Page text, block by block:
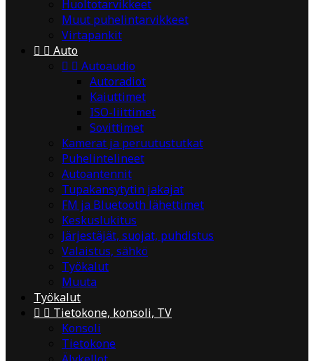
Huoltotarvikkeet
Muut puhelintarvikkeet
Virtapankit
  Auto
  Autoaudio
Autoradiot
Kaiuttimet
ISO-liittimet
Sovittimet
Kamerat ja peruutustutkat
Puhelintelineet
Autoantennit
Tupakansytytin jakajat
FM ja Bluetooth lähettimet
Keskuslukitus
Järjestäjät, suojat, puhdistus
Valaistus, sähkö
Työkalut
Muuta
Työkalut
  Tietokone, konsoli, TV
Konsoli
Tietokone